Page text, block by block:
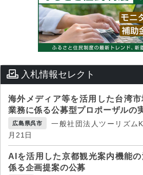
入札情報セレクト
海外メディア等を活用した台湾
業務に係る公募型プロポーザルの
広島県呉市
一般社団法人ツーリズム
月21日
AIを活用した京都観光案内機能
係る企画提案の公募